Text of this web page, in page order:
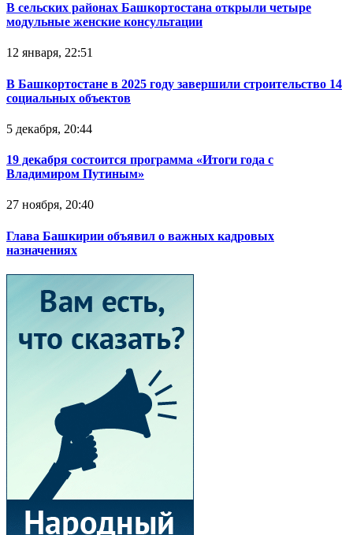
В сельских районах Башкортостана открыли четыре
модульные женские консультации
12 января, 22:51
В Башкортостане в 2025 году завершили строительство 14
социальных объектов
5 декабря, 20:44
19 декабря состоится программа «Итоги года с
Владимиром Путиным»
27 ноября, 20:40
Глава Башкирии объявил о важных кадровых
назначениях